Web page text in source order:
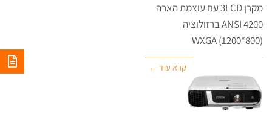
מקרן 3LCD עם עוצמת הארה
4200 ANSI ברזולוציה
(800*1200) WXGA
קרא עוד ←